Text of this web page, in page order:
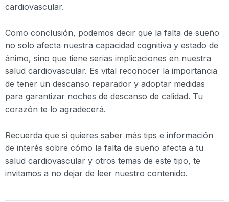
cardiovascular.
Como conclusión, podemos decir que la falta de sueño
no solo afecta nuestra capacidad cognitiva y estado de
ánimo, sino que tiene serias implicaciones en nuestra
salud cardiovascular. Es vital reconocer la importancia
de tener un descanso reparador y adoptar medidas
para garantizar noches de descanso de calidad. Tu
corazón te lo agradecerá.
Recuerda que si quieres saber más tips e información
de interés sobre cómo la falta de sueño afecta a tu
salud cardiovascular y otros temas de este tipo, te
invitamos a no dejar de leer nuestro contenido.